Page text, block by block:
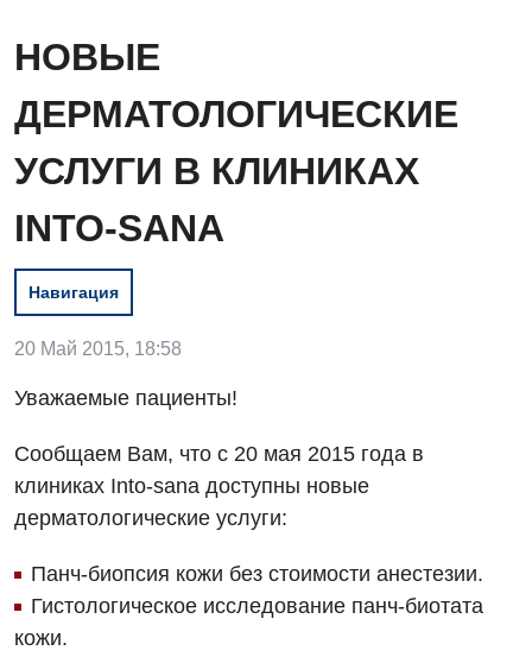
Вакансии
Отзывы
Видео
Диагностика
Инструментальная диагностика
Компьютерная томография
Магнитно-резонансная томография
Маммография
Гинекологическое отделение
Диагностическое отделение
Дневной стационар
Отдел госпитализации
Отделение интенсивной терапии
Декларирование
НОВЫЕ
ДЕРМАТОЛОГИЧЕСКИЕ
УСЛУГИ В КЛИНИКАХ
INTO-SANA
Навигация
20 Май 2015, 18:58
Уважаемые пациенты!
Сообщаем Вам, что с 20 мая 2015 года в
клиниках Into-sana доступны новые
дерматологические услуги:
Панч-биопсия кожи без стоимости анестезии.
Гистологическое исследование панч-биотата
кожи.